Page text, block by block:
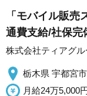
「モバイル販
通費支給/社保完
株式会社ティアグ
栃木県 宇都宮市
月給24万5,000